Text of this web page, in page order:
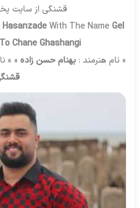
قشنگی از سایت
HasanzadeWith The Name Gel
Chane Ghashangi
» نام هنرمند : بهنام حسن زاده « »